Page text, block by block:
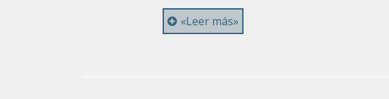
«Leer más»